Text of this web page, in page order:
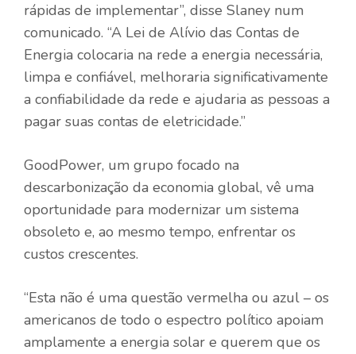
rápidas de implementar”, disse Slaney num
comunicado. “A Lei de Alívio das Contas de
Energia colocaria na rede a energia necessária,
limpa e confiável, melhoraria significativamente
a confiabilidade da rede e ajudaria as pessoas a
pagar suas contas de eletricidade.”
GoodPower, um grupo focado na
descarbonização da economia global, vê uma
oportunidade para modernizar um sistema
obsoleto e, ao mesmo tempo, enfrentar os
custos crescentes.
“Esta não é uma questão vermelha ou azul – os
americanos de todo o espectro político apoiam
amplamente a energia solar e querem que os